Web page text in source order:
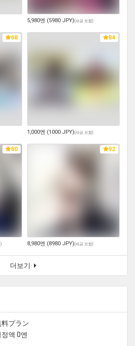
5,980엔 (5980 JPY)(세금 포함)
68 84
1,000엔 (1000 JPY)(세금 포함)
80
)
92
8,980엔 (8980 JPY)(세금 포함)
더보기
料プラン
정액 0엔